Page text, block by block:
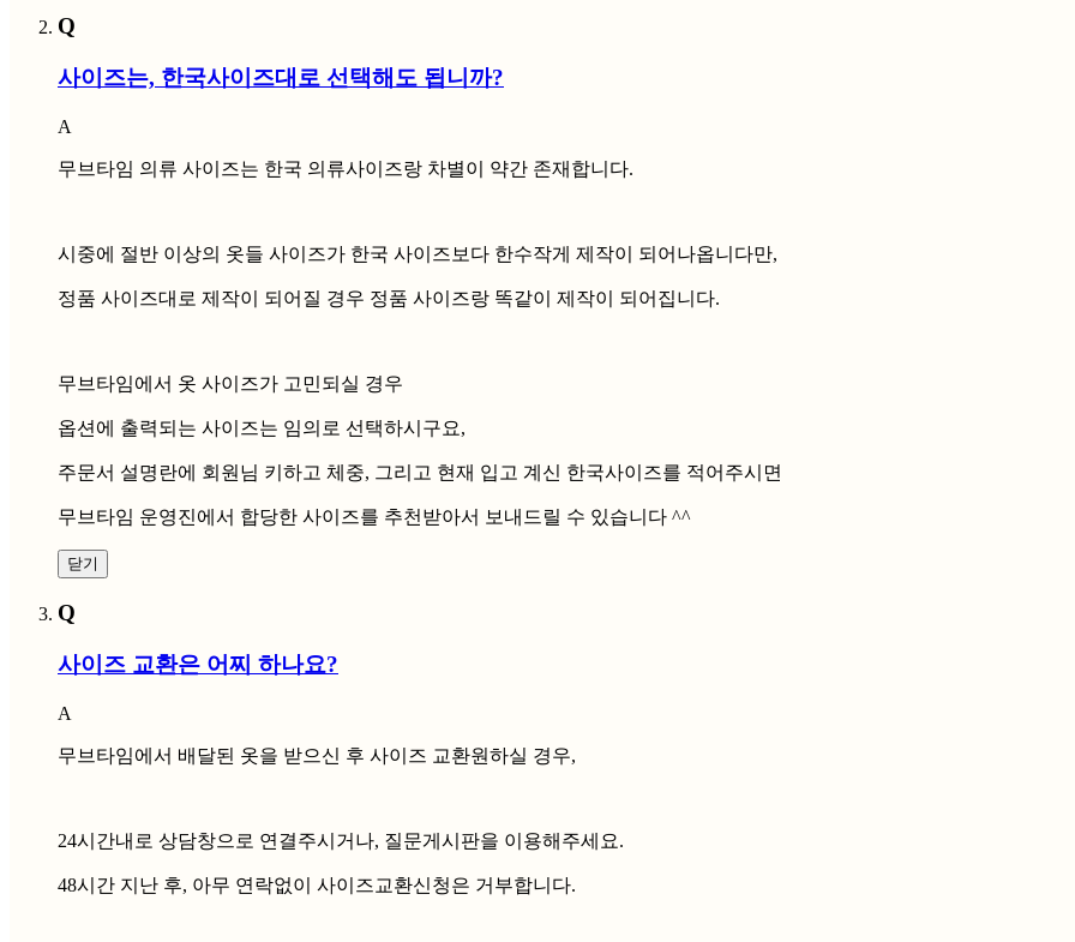
Q
사이즈는, 한국사이즈대로 선택해도 됩니까?
A
무브타임 의류 사이즈는 한국 의류사이즈랑 차별이 약간 존재합니다.
시중에 절반 이상의 옷들 사이즈가 한국 사이즈보다 한수작게 제작이 되어나옵니다만,
정품 사이즈대로 제작이 되어질 경우 정품 사이즈랑 똑같이 제작이 되어집니다.
무브타임에서 옷 사이즈가 고민되실 경우
옵션에 출력되는 사이즈는 임의로 선택하시구요,
주문서 설명란에 회원님 키하고 체중, 그리고 현재 입고 계신 한국사이즈를 적어주시면
무브타임 운영진에서 합당한 사이즈를 추천받아서 보내드릴 수 있습니다 ^^
닫기
Q
사이즈 교환은 어찌 하나요?
A
무브타임에서 배달된 옷을 받으신 후 사이즈 교환원하실 경우,
24시간내로 상담창으로 연결주시거나, 질문게시판을 이용해주세요.
48시간 지난 후, 아무 연락없이 사이즈교환신청은 거부합니다.